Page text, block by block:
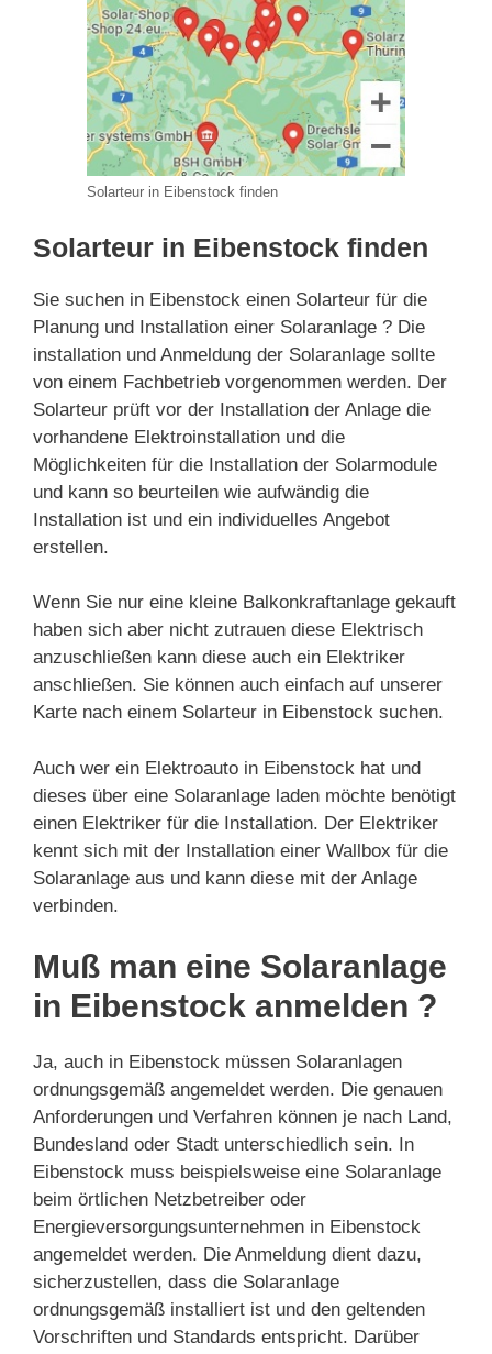
Solarteur in Eibenstock finden
Solarteur in Eibenstock finden
Sie suchen in Eibenstock einen Solarteur für die
Planung und Installation einer Solaranlage ? Die
installation und Anmeldung der Solaranlage sollte
von einem Fachbetrieb vorgenommen werden. Der
Solarteur prüft vor der Installation der Anlage die
vorhandene Elektroinstallation und die
Möglichkeiten für die Installation der Solarmodule
und kann so beurteilen wie aufwändig die
Installation ist und ein individuelles Angebot
erstellen.
Wenn Sie nur eine kleine Balkonkraftanlage gekauft
haben sich aber nicht zutrauen diese Elektrisch
anzuschließen kann diese auch ein Elektriker
anschließen. Sie können auch einfach auf unserer
Karte nach einem Solarteur in Eibenstock suchen.
Auch wer ein Elektroauto in Eibenstock hat und
dieses über eine Solaranlage laden möchte benötigt
einen Elektriker für die Installation. Der Elektriker
kennt sich mit der Installation einer Wallbox für die
Solaranlage aus und kann diese mit der Anlage
verbinden.
Muß man eine Solaranlage
in Eibenstock anmelden ?
Ja, auch in Eibenstock müssen Solaranlagen
ordnungsgemäß angemeldet werden. Die genauen
Anforderungen und Verfahren können je nach Land,
Bundesland oder Stadt unterschiedlich sein. In
Eibenstock muss beispielsweise eine Solaranlage
beim örtlichen Netzbetreiber oder
Energieversorgungsunternehmen in Eibenstock
angemeldet werden. Die Anmeldung dient dazu,
sicherzustellen, dass die Solaranlage
ordnungsgemäß installiert ist und den geltenden
Vorschriften und Standards entspricht. Darüber